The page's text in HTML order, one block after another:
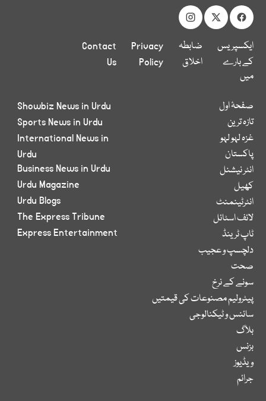
ایکسپریس
کے بارے
میں
ضابطہ
اخلاق
Privacy
Policy
Contact
Us
صفحۂ اول
تازہ ترین
غزہ لہو لہو
پاکستان
انٹر نیشنل
کھیل
انٹرٹینمنٹ
لائف اسٹائل
ٹاپ ٹرینڈ
دلچسپ و عجیب
صحت
سونے کے نرخ
پیٹرولیم مصنوعات کی قیمتیں
سائنس و ٹیکنالوجی
بلاگ
بزنس
ویڈیوز
جرائم
Showbiz News in Urdu
Sports News in Urdu
International News in
Urdu
Business News in Urdu
Urdu Magazine
Urdu Blogs
The Express Tribune
Express Entertainment